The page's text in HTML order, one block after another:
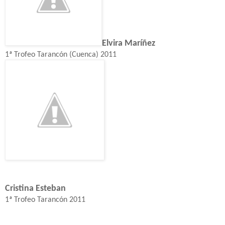
Elvira Maríñez
1ª Trofeo Tarancón (Cuenca) 2011
Cristina Esteban
1ª Trofeo Tarancón 2011